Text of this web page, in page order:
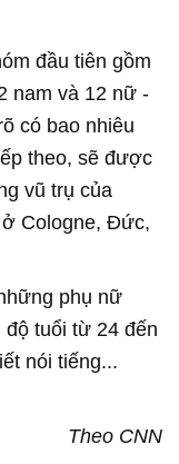
đầu tiên gồm
nam và 12 nữ -
có bao nhiêu
theo, sẽ được
vũ trụ của
Cologne, Đức,
phụ nữ
độ tuổi từ 24 đến
nói tiếng...
Theo CNN